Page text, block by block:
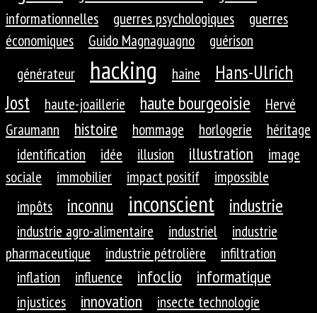
informationnelles
guerres psychologiques
guerres
économiques
Guido Magnaguagno
guérison
générateur
hacking haine
Hans-Ulrich
Jost
haute-joaillerie haute bourgeoisie
Hervé
Graumann
histoire hommage horlogerie
héritage
identification
idée illusion illustration
image
sociale
immobilier impact positif
impossible
impôts
inconnu inconscient industrie
industrie agro-alimentaire industriel
industrie
pharmaceutique
industrie pétrolière
infiltration
inflation
influence infoclio informatique
injustices innovation
insecte technologie